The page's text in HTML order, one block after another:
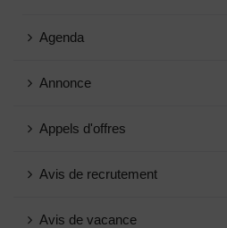
Agenda
Annonce
Appels d'offres
Avis de recrutement
Avis de vacance